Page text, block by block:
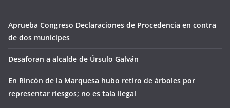
Aprueba Congreso Declaraciones de Procedencia en contra
de dos munícipes
Desaforan a alcalde de Úrsulo Galván
En Rincón de la Marquesa hubo retiro de árboles por
representar riesgos; no es tala ilegal